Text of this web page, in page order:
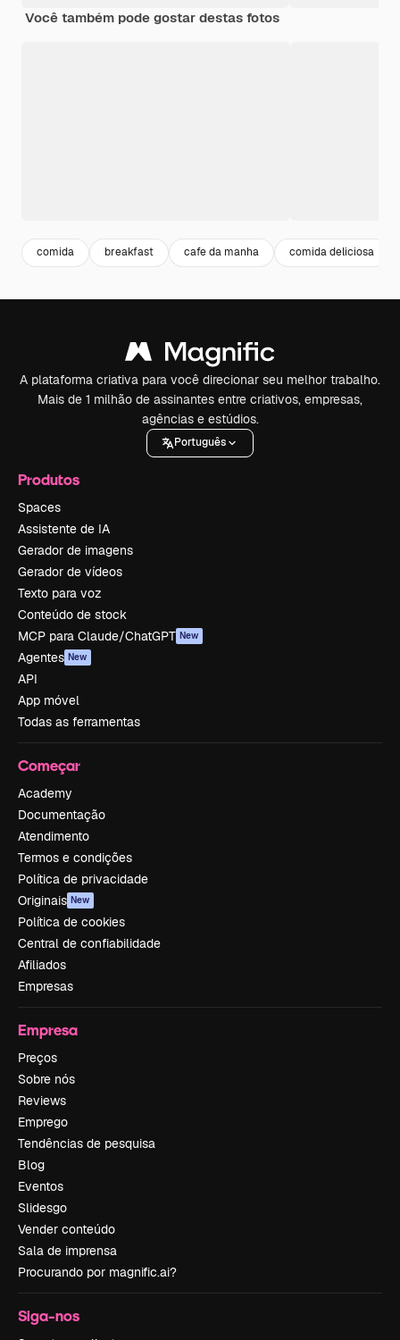
Você também pode gostar destas fotos
comida breakfast cafe da manha comida deliciosa
A plataforma criativa para você direcionar seu melhor trabalho.
Mais de 1 milhão de assinantes entre criativos, empresas,
agências e estúdios.
Português
Produtos
Spaces
Assistente de IA
Gerador de imagens
Gerador de vídeos
Texto para voz
Conteúdo de stock
MCP para Claude/ChatGPT New
Agentes New
API
App móvel
Todas as ferramentas
Começar
Academy
Documentação
Atendimento
Termos e condições
Política de privacidade
Originais New
Política de cookies
Central de confiabilidade
Afiliados
Empresas
Empresa
Preços
Sobre nós
Reviews
Emprego
Tendências de pesquisa
Blog
Eventos
Slidesgo
Vender conteúdo
Sala de imprensa
Procurando por magnific.ai?
Siga-nos